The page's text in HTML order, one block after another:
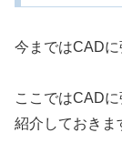
今まではCADに
ここではCAD
紹介しておきま